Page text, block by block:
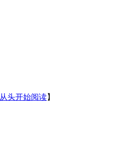
从头开始阅读】